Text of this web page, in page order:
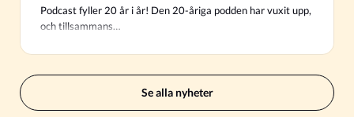
Podcast fyller 20 år i år! Den 20-åriga podden har vuxit upp,
och tillsammans…
Se alla nyheter